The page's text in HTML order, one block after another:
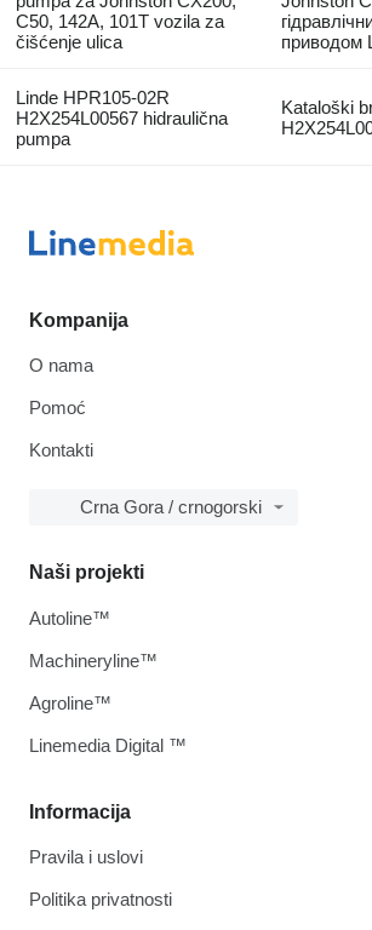
C50, 142A, 101T vozila za
čišćenje ulica
приводом
Linde HPR105-02R
H2X254L00567 hidraulična
pumpa
Kataloški
Kompanija
O nama
Pomoć
Kontakti
Crna Gora / crnogorski
Informacija
Pravila i uslovi
Politika privatnosti
Naši projekti
Autoline™
Machineryline™
Agroline™
Linemedia Digital ™